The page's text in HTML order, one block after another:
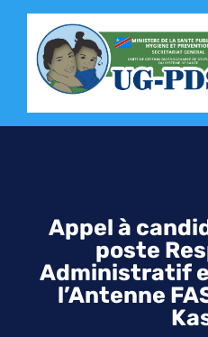
Appel à
poste
Administratif
l’Antenne